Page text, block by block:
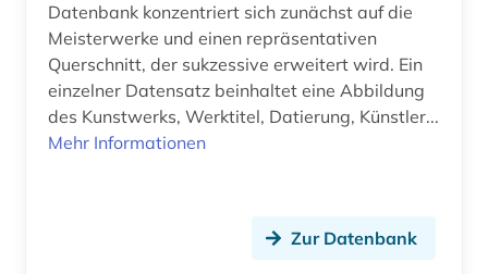
kaukasus (1)
klassik stiftung weimar (1)
klassik stiftung weimar. direktion museen (1)
kolonialismus (1)
Datenbank konzentriert sich zunächst auf die
Meisterwerke und einen repräsentativen
Querschnitt, der sukzessive erweitert wird. Ein
einzelner Datensatz beinhaltet eine Abbildung
des Kunstwerks, Werktitel, Datierung, Künstler...
Mehr Informationen
Zur Datenbank